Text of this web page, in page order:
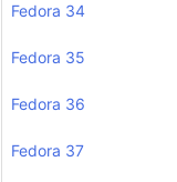
Fedora 34
Fedora 35
Fedora 36
Fedora 37